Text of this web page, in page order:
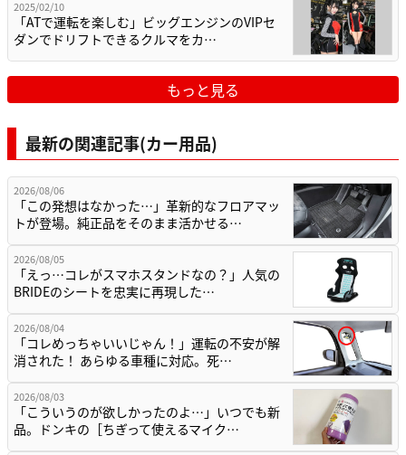
2025/02/10
「ATで運転を楽しむ」ビッグエンジンのVIPセ
ダンでドリフトできるクルマをカ…
もっと見る
最新の関連記事(カー用品)
2026/08/06
「この発想はなかった…」革新的なフロアマッ
トが登場。純正品をそのまま活かせる…
2026/08/05
「えっ…コレがスマホスタンドなの？」人気の
BRIDEのシートを忠実に再現した…
2026/08/04
「コレめっちゃいいじゃん！」運転の不安が解
消された！ あらゆる車種に対応。死…
2026/08/03
「こういうのが欲しかったのよ…」いつでも新
品。ドンキの［ちぎって使えるマイク…